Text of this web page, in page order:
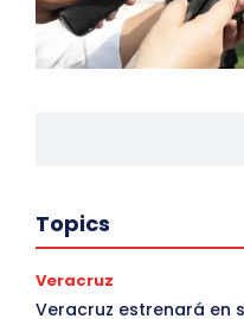
Topics
Veracruz
Veracruz estrenará en